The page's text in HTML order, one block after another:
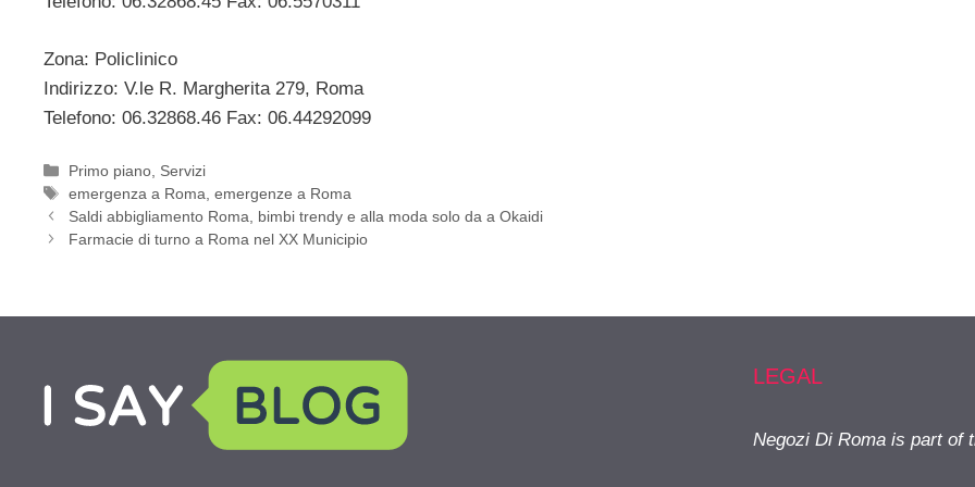
Zona: Policlinico
Indirizzo: V.le R. Margherita 279, Roma
Telefono: 06.32868.46 Fax: 06.44292099
Categorie
Primo piano Servizi
Tag
emergenza a Roma ,emergenze a Roma
Saldi abbigliamento Roma, bimbi trendy e alla moda solo da a Okaidi
Farmacie di turno a Roma nel XX Municipio
LEGAL
Negozi Di Roma is part of